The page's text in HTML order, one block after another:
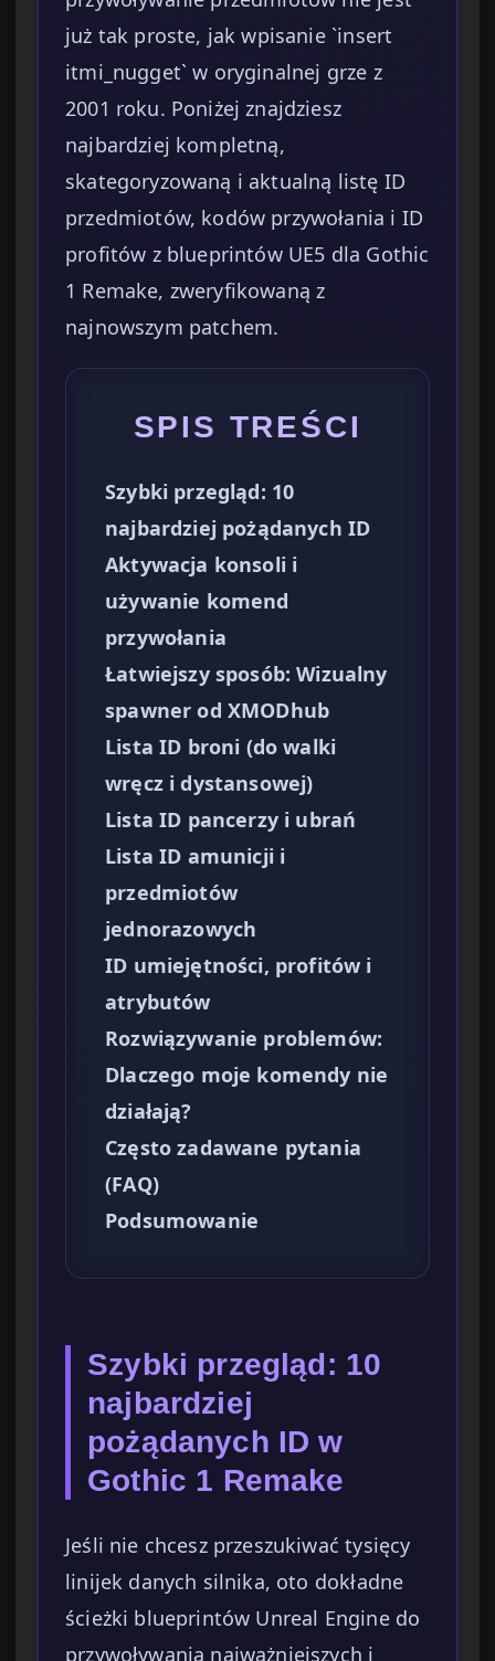
już tak proste, jak wpisanie `insert
itmi_nugget` w oryginalnej grze z
2001 roku. Poniżej znajdziesz
najbardziej kompletną,
skategoryzowaną i aktualną listę ID
przedmiotów, kodów przywołania i ID
profitów z blueprintów UE5 dla Gothic
1 Remake, zweryfikowaną z
najnowszym patchem.
SPIS TREŚCI
Szybki przegląd: 10
najbardziej pożądanych ID
Aktywacja konsoli i
używanie komend
przywołania
Łatwiejszy sposób: Wizualny
spawner od XMODhub
Lista ID broni (do walki
wręcz i dystansowej)
Lista ID pancerzy i ubrań
Lista ID amunicji i
przedmiotów
jednorazowych
ID umiejętności, profitów i
atrybutów
Rozwiązywanie problemów:
Dlaczego moje komendy nie
działają?
Często zadawane pytania
(FAQ)
Podsumowanie
Szybki przegląd: 10
najbardziej
pożądanych ID w
Gothic 1 Remake
Jeśli nie chcesz przeszukiwać tysięcy
linijek danych silnika, oto dokładne
ścieżki blueprintów Unreal Engine do
przywoływania najważniejszych i